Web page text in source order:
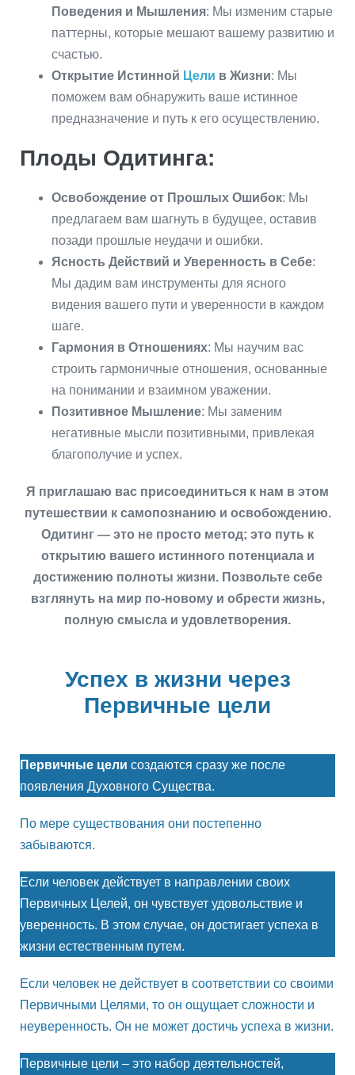
Поведения и Мышления: Мы изменим старые
паттерны, которые мешают вашему развитию и
счастью.
Открытие Истинной Цели в Жизни: Мы
поможем вам обнаружить ваше истинное
предназначение и путь к его осуществлению.
Плоды Одитинга:
Освобождение от Прошлых Ошибок: Мы
предлагаем вам шагнуть в будущее, оставив
позади прошлые неудачи и ошибки.
Ясность Действий и Уверенность в Себе:
Мы дадим вам инструменты для ясного
видения вашего пути и уверенности в каждом
шаге.
Гармония в Отношениях: Мы научим вас
строить гармоничные отношения, основанные
на понимании и взаимном уважении.
Позитивное Мышление: Мы заменим
негативные мысли позитивными, привлекая
благополучие и успех.
Я приглашаю вас присоединиться к нам в этом
путешествии к самопознанию и освобождению.
Одитинг — это не просто метод; это путь к
открытию вашего истинного потенциала и
достижению полноты жизни. Позвольте себе
взглянуть на мир по-новому и обрести жизнь,
полную смысла и удовлетворения.
Успех в жизни через
Первичные цели
Первичные цели создаются сразу же после
появления Духовного Существа.
По мере существования они постепенно
забываются.
Если человек действует в направлении своих
Первичных Целей, он чувствует удовольствие и
уверенность. В этом случае, он достигает успеха в
жизни естественным путем.
Если человек не действует в соответствии со своими
Первичными Целями, то он ощущает сложности и
неуверенность. Он не может достичь успеха в жизни.
Первичные цели – это набор деятельностей,